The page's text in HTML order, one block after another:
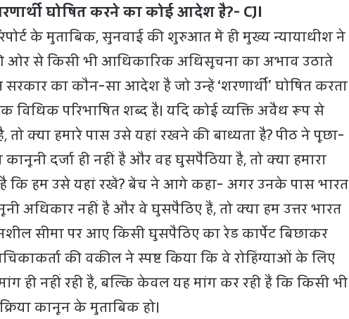
घोषित करने का कोई आदेश है?- CJI
के मुताबिक, सुनवाई की शुरुआत में ही मुख्य न्यायाधीश ने
ओर से किसी भी आधिकारिक अधिसूचना का अभाव उठाते
का कौन-सा आदेश है जो उन्हें ‘शरणार्थी’ घोषित करता
एक विधिक परिभाषित शब्द है। यदि कोई व्यक्ति अवैध रूप से
क्या हमारे पास उसे यहां रखने की बाध्यता है? पीठ ने पूछा-
दर्जा ही नहीं है और वह घुसपैठिया है, तो क्या हमारा
है कि हम उसे यहां रखें? बेंच ने आगे कहा- अगर उनके पास भारत
अधिकार नहीं है और वे घुसपैठिए हैं, तो क्या हम उत्तर भारत
सीमा पर आए किसी घुसपैठिए का रेड कार्पेट बिछाकर
की वकील ने स्पष्ट किया कि वे रोहिंग्याओं के लिए
मांग ही नहीं रही हैं, बल्कि केवल यह मांग कर रही हैं कि किसी भी
कानून के मुताबिक हो।